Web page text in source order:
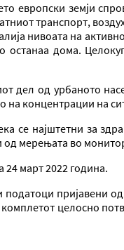
европски земји
транспорт,
нивоата на
останаа дома.
дел од урбаното
концентрации на
се најштетни за
мерењата во
24 март 2022 година.
пријавени
целосно